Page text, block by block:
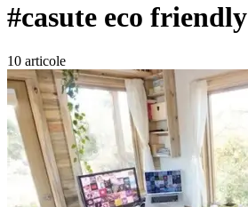
#casute eco friendly
10 articole